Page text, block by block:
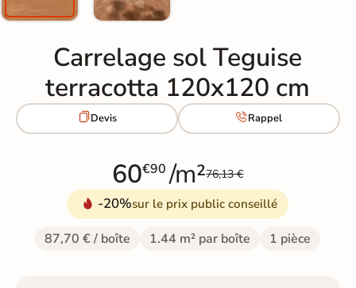
Carrelage sol Teguise
terracotta 120x120 cm
Devis Rappel
60€90 /m²76,13 €
-20%sur le prix public conseillé
87,70 € / boîte 1.44 m² par boîte 1 pièce